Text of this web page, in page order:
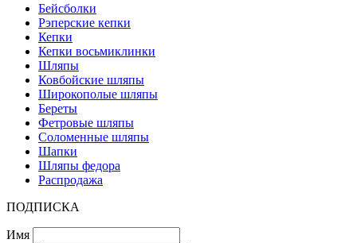
Бейсболки
Рэперские кепки
Кепки
Кепки восьмиклинки
Шляпы
Ковбойские шляпы
Широкополые шляпы
Береты
Фетровые шляпы
Соломенные шляпы
Шапки
Шляпы федора
Распродажа
ПОДПИСКА
Имя